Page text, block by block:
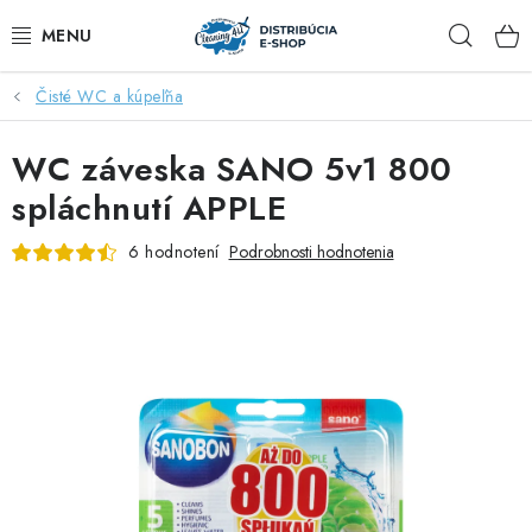
na
ZĽAVY AŽ DO -40%
COCCOLATEVI®️🇮🇹💙
🌷DEO DUE®️🩷🇮🇹
🆕®️ NAŠE NOVINKY
VOŇAVÝ DOMOV
Čisté WC a kúpeľňa
WC záveska SANO 5v1 800
spláchnutí APPLE
6 hodnotení Podrobnosti hodnotenia